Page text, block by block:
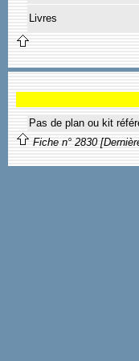
Livres
Pas de plan ou kit
Fiche n° 2830